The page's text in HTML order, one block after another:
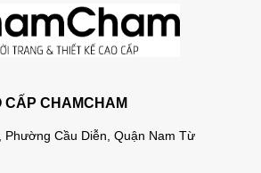
CẤP CHAMCHAM
Phường Cầu Diễn, Quận Nam Từ